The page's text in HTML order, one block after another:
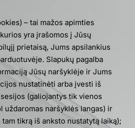
– tai mažos apimties
yra įrašomos į Jūsų
prietaisą, Jums apsilankius
Slapukų pagalba
Jūsų naršyklėje ir Jums
nustatinėti arba įvesti iš
(galiojantys tik vienos
uždaromas naršyklės langas) ir
tikrą iš anksto nustatytą laiką);